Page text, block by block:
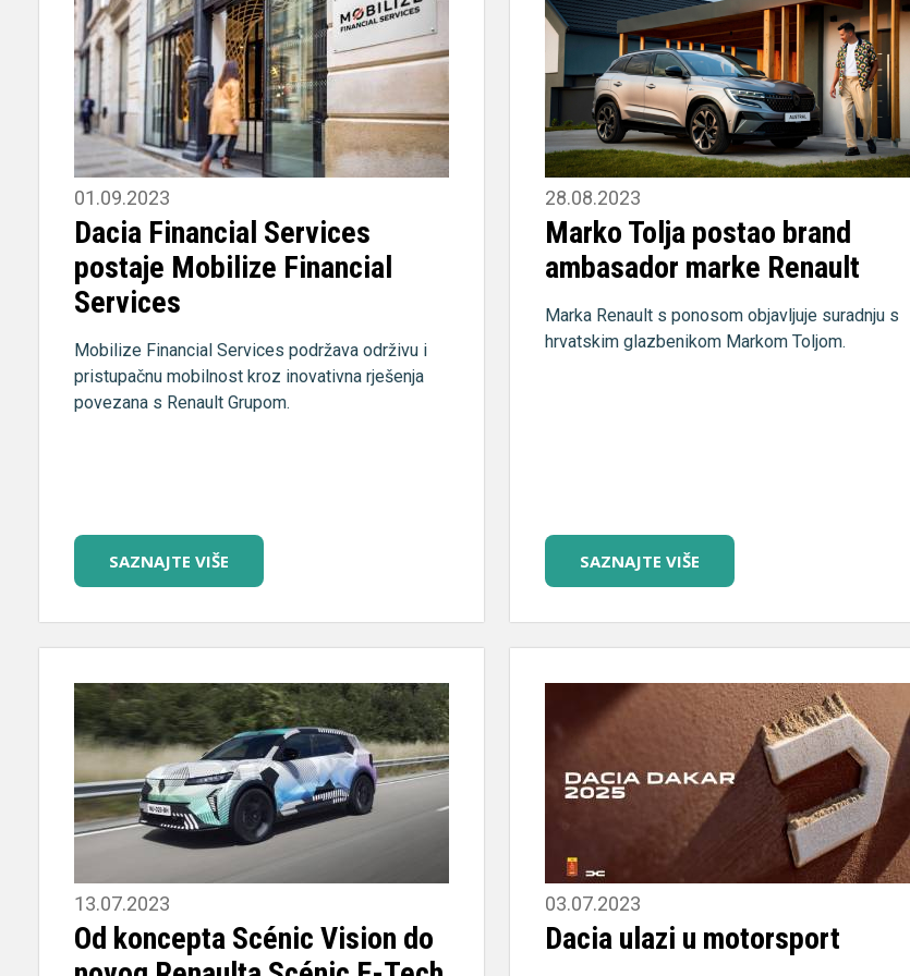
01.09.2023
Dacia Financial Services
postaje Mobilize Financial
Services
Mobilize Financial Services podržava održivu i
pristupačnu mobilnost kroz inovativna rješenja
povezana s Renault Grupom.
SAZNAJTE VIŠE
28.08.2023
Marko Tolja postao brand
ambasador marke Renault
Marka Renault s ponosom objavljuje suradnju s
hrvatskim glazbenikom Markom Toljom.
SAZNAJTE VIŠE
13.07.2023
Od koncepta Scénic Vision do
03.07.2023
Dacia ulazi u motorsport